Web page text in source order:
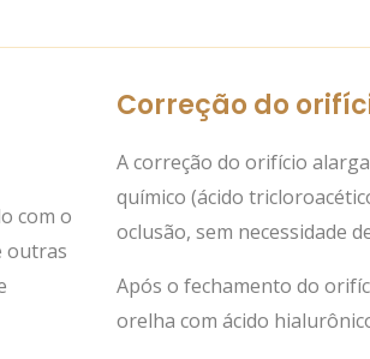
com o
outras
Correção do
A correção do orifício
químico (ácido
oclusão, sem necessidade
Após o fechamento do
orelha com ácido